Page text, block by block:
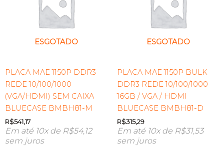
ESGOTADO
PLACA MAE 1150P DDR3
REDE 10/100/1000
(VGA/HDMI) SEM CAIXA
BLUECASE BMBH81-M
R$541,17
Em até 10x de R$54,12
sem juros
ESGOTADO
PLACA MAE 1150P BULK
DDR3 REDE 10/100/1000
16GB / VGA / HDMI
BLUECASE BMBH81-D
R$315,29
Em até 10x de R$31,53
sem juros